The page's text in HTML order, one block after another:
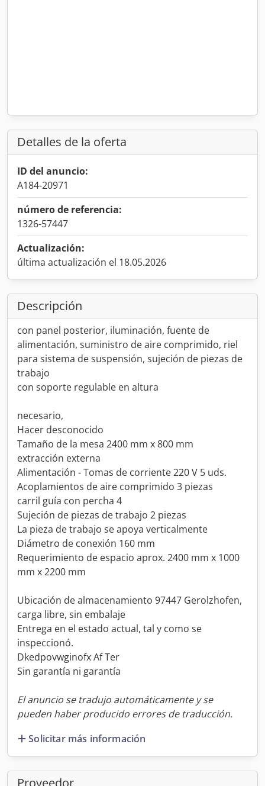
Detalles de la oferta
ID del anuncio:
A184-20971
número de referencia:
1326-57447
Actualización:
última actualización el 18.05.2026
Descripción
con panel posterior, iluminación, fuente de
alimentación, suministro de aire comprimido, riel
para sistema de suspensión, sujeción de piezas de
trabajo
con soporte regulable en altura
necesario,
Hacer desconocido
Tamaño de la mesa 2400 mm x 800 mm
extracción externa
Alimentación - Tomas de corriente 220 V 5 uds.
Acoplamientos de aire comprimido 3 piezas
carril guía con percha 4
Sujeción de piezas de trabajo 2 piezas
La pieza de trabajo se apoya verticalmente
Diámetro de conexión 160 mm
Requerimiento de espacio aprox. 2400 mm x 1000
mm x 2200 mm
Ubicación de almacenamiento 97447 Gerolzhofen,
carga libre, sin embalaje
Entrega en el estado actual, tal y como se
inspeccionó.
Dkedpovwginofx Af Ter
Sin garantía ni garantía
El anuncio se tradujo automáticamente y se
pueden haber producido errores de traducción.
Solicitar más información
Proveedor